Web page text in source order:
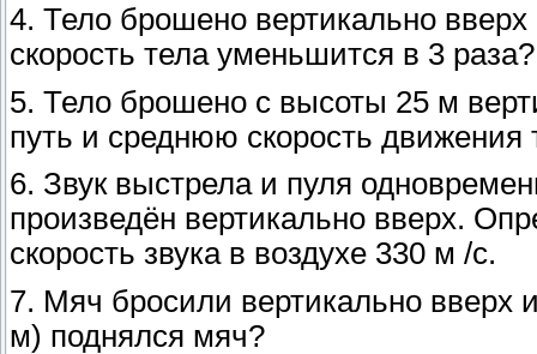
4. Тело брошено вертикально
скорость тела уменьшится в 3
5. Тело брошено с высоты 25 м
путь и среднюю скорость
6. Звук выстрела и пуля
произведён вертикально вверх.
скорость звука в воздухе 330 м /с.
7. Мяч бросили вертикально вверх
м) поднялся мяч?